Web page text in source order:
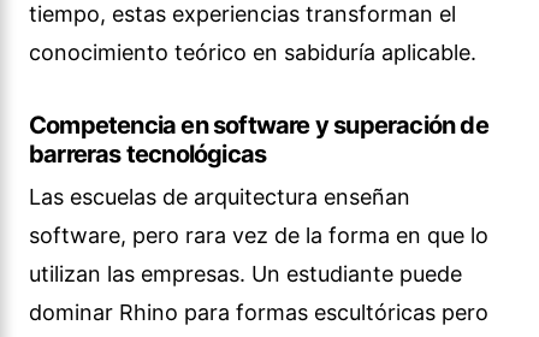
tiempo, estas experiencias transforman el
conocimiento teórico en sabiduría aplicable.
Competencia en software y superación de
barreras tecnológicas
Las escuelas de arquitectura enseñan
software, pero rara vez de la forma en que lo
utilizan las empresas. Un estudiante puede
dominar Rhino para formas escultóricas pero